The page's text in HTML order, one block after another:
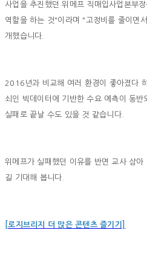
사업을 추진했던 위메프 직매입사업본부
역할을 하는 것"이라며 "고정비를 줄이면
개했습니다.
2016년과 비교해 여러 환경이 좋아졌다
쇠인 빅데이터에 기반한 수요 예측이 동
실패로 끝날 수도 있을 것 같습니다.
위메프가 실패했던 이유를 반면 교사 삼
길 기대해 봅니다.
[로지브리지 더 많은 콘텐츠 즐기기]